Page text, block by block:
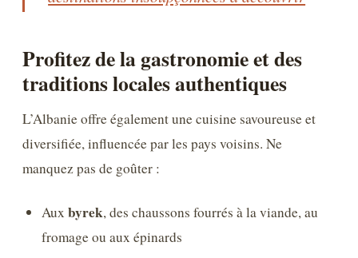
Profitez de la gastronomie et des
traditions locales authentiques
L’Albanie offre également une cuisine savoureuse et
diversifiée, influencée par les pays voisins. Ne
manquez pas de goûter :
Auxbyrek, des chaussons fourrés à la viande, au
fromage ou aux épinards